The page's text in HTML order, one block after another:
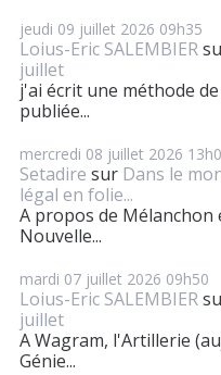
jeudi 09 juillet 2026 09h35
Loius-Eric SALEMBIER
juillet
j'ai écrit une méthode
publiée...
mercredi 08 juillet 2026
Setadire sur Dans le
légal en folie...
A propos de Mélanchon
Nouvelle...
mardi 07 juillet 2026 09h50
Loius-Eric SALEMBIER
juillet
A Wagram, l'Artillerie
Génie...